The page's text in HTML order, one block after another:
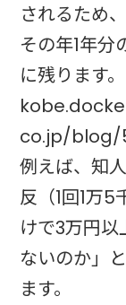
されるため
その年1年分
に残ります。
co.jp/blog/
例えば、知
反（1回1万
けで3万円
ないのか」
ます。